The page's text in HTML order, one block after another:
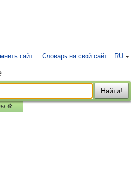
RU
сайт Словарь на свой сайт
Найти!
⚽